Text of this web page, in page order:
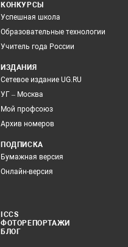
КОНКУРСЫ
Успешная школа
Образовательные технологии
Учитель года России
ИЗДАНИЯ
Сетевое издание UG.RU
УГ – Москва
Мой профсоюз
Архив номеров
ПОДПИСКА
Бумажная версия
Онлайн-версия
ICCS
ФОТОРЕПОРТАЖИ
БЛОГ